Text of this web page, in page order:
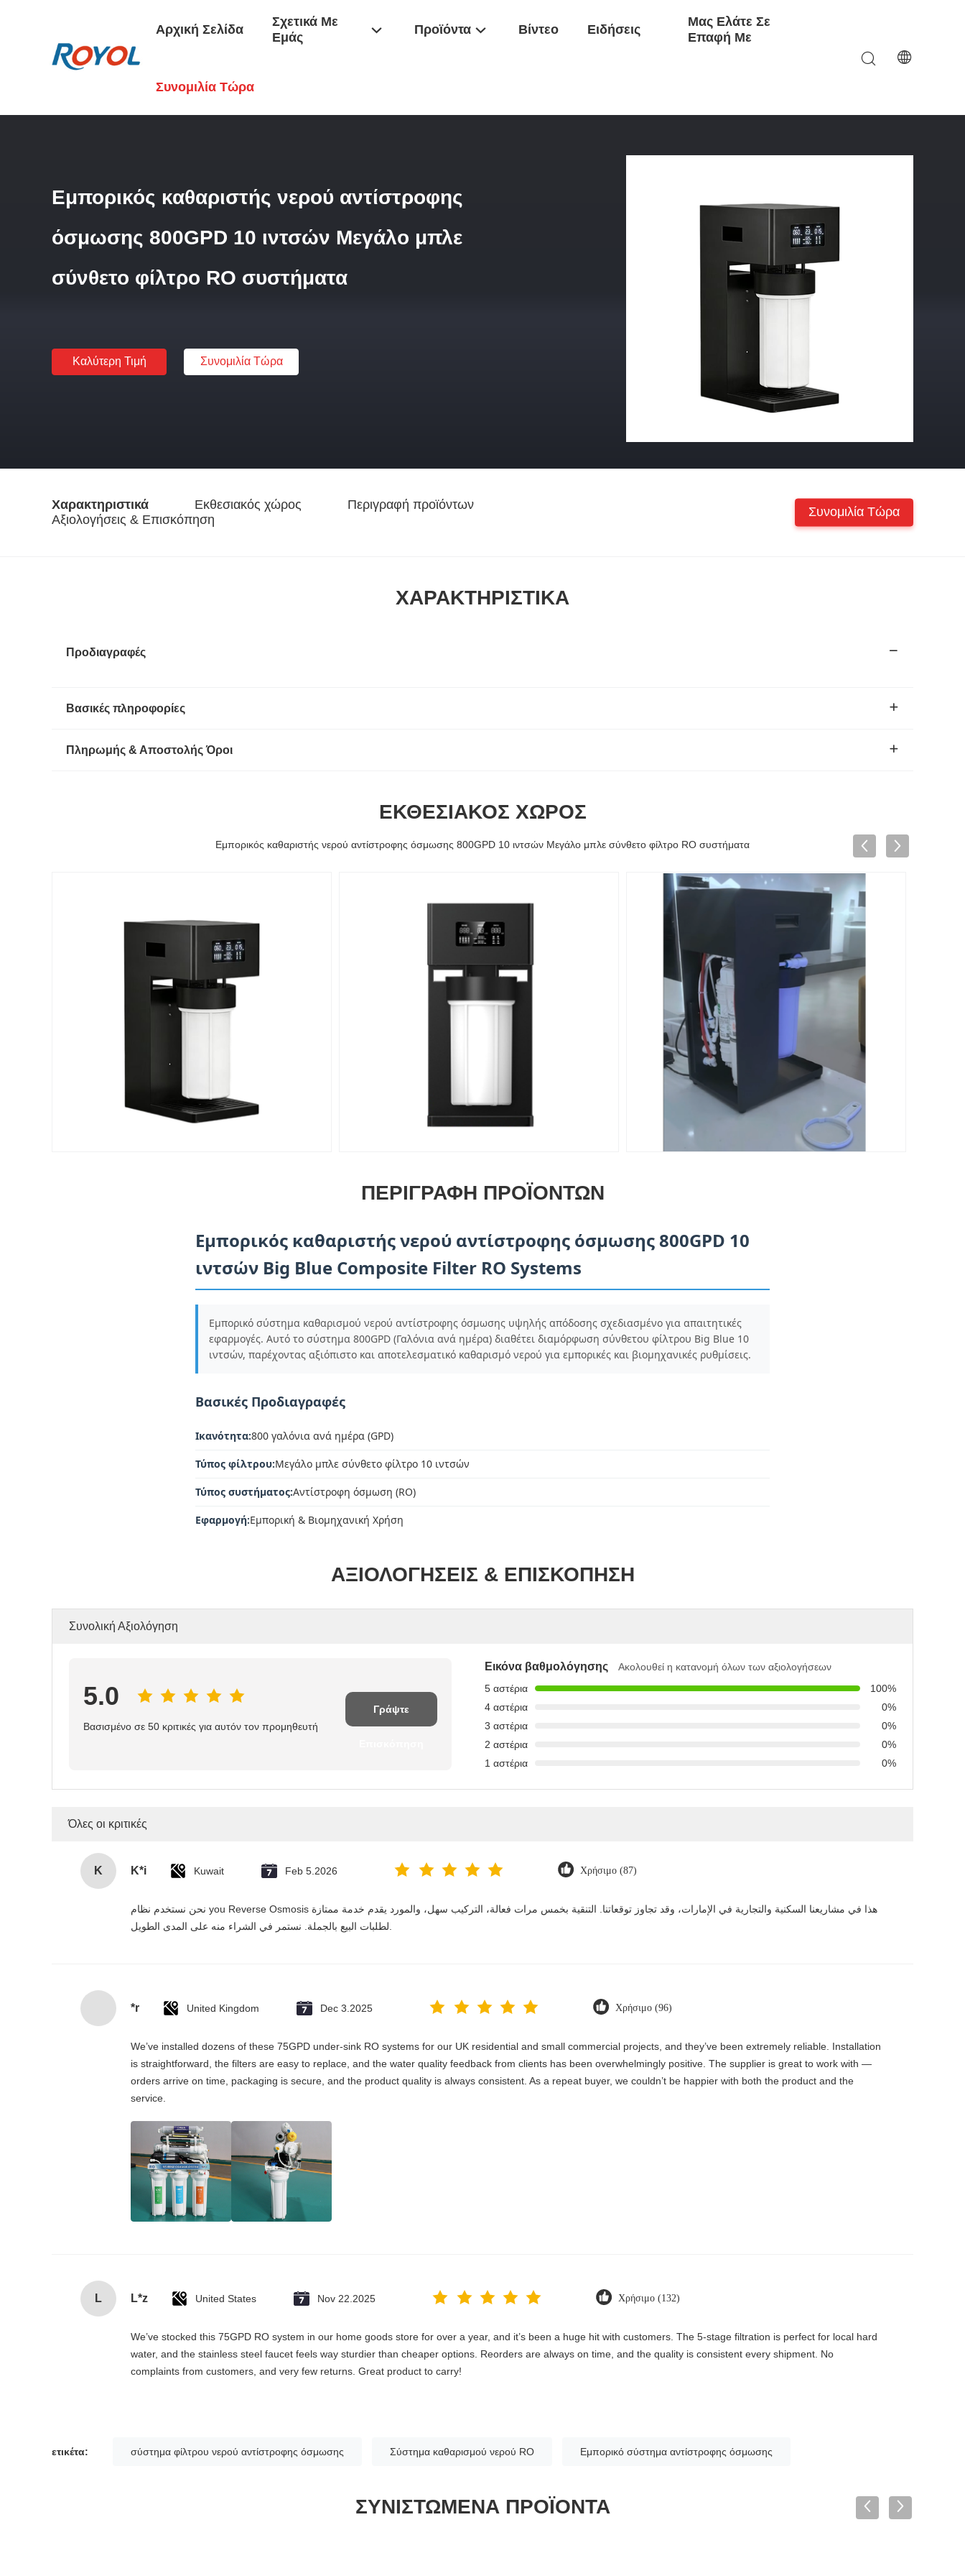
Αρχική Σελίδα
Σχετικά Με
Εμάς
Προϊόντα Βίντεο Ειδήσεις
Μας Ελάτε Σε
Επαφή Με
Συνομιλία Τώρα
Εμπορικός καθαριστής νερού αντίστροφης
όσμωσης 800GPD 10 ιντσών Μεγάλο μπλε
σύνθετο φίλτρο RO συστήματα
Καλύτερη Τιμή Συνομιλία Τώρα
Χαρακτηριστικά Εκθεσιακός χώρος
Περιγραφή προϊόντων
Αξιολογήσεις & Επισκόπηση
Συνομιλία Τώρα
ΧΑΡΑΚΤΗΡΙΣΤΙΚΆ
Προδιαγραφές
Βασικές πληροφορίες
Πληρωμής & Αποστολής Όροι
ΕΚΘΕΣΙΑΚΌΣ ΧΏΡΟΣ
Εμπορικός καθαριστής νερού αντίστροφης όσμωσης 800GPD 10 ιντσών Μεγάλο μπλε σύνθετο φίλτρο RO συστήματα
ΠΕΡΙΓΡΑΦΉ ΠΡΟΪΌΝΤΩΝ
Εμπορικός καθαριστής νερού αντίστροφης όσμωσης 800GPD 10
ιντσών Big Blue Composite Filter RO Systems
Εμπορικό σύστημα καθαρισμού νερού αντίστροφης όσμωσης υψηλής απόδοσης σχεδιασμένο για απαιτητικές
εφαρμογές. Αυτό το σύστημα 800GPD (Γαλόνια ανά ημέρα) διαθέτει διαμόρφωση σύνθετου φίλτρου Big Blue 10
ιντσών, παρέχοντας αξιόπιστο και αποτελεσματικό καθαρισμό νερού για εμπορικές και βιομηχανικές ρυθμίσεις.
Βασικές Προδιαγραφές
Ικανότητα:800 γαλόνια ανά ημέρα (GPD)
Τύπος φίλτρου:Μεγάλο μπλε σύνθετο φίλτρο 10 ιντσών
Τύπος συστήματος:Αντίστροφη όσμωση (RO)
Εφαρμογή:Εμπορική & Βιομηχανική Χρήση
ΑΞΙΟΛΟΓΉΣΕΙΣ & ΕΠΙΣΚΌΠΗΣΗ
Συνολική Αξιολόγηση
5.0
Βασισμένο σε 50 κριτικές για αυτόν τον προμηθευτή
Γράψτε
Εικόνα βαθμολόγησης
Ακολουθεί η κατανομή όλων των αξιολογήσεων
5 αστέρια
100%
4 αστέρια
0%
3 αστέρια
0%
2 αστέρια
0%
1 αστέρια
0%
Όλες οι κριτικές
K K*i Kuwait Feb 5.2026 Χρήσιμο (87)
نحن نستخدم نظام you Reverse Osmosis هذا في مشاريعنا السكنية والتجارية في الإمارات، وقد تجاوز توقعاتنا. التنقية بخمس مرات فعالة، التركيب سهل، والمورد يقدم خدمة ممتازة
*r United Kingdom Dec 3.2025 Χρήσιμο (96)
We’ve installed dozens of these 75GPD under-sink RO systems for our UK residential and small commercial projects, and they’ve been extremely reliable. Installation
is straightforward, the filters are easy to replace, and the water quality feedback from clients has been overwhelmingly positive. The supplier is great to work with —
orders arrive on time, packaging is secure, and the product quality is always consistent. As a repeat buyer, we couldn’t be happier with both the product and the
service.
L L*z United States Nov 22.2025 Χρήσιμο (132)
We’ve stocked this 75GPD RO system in our home goods store for over a year, and it’s been a huge hit with customers. The 5-stage filtration is perfect for local hard
water, and the stainless steel faucet feels way sturdier than cheaper options. Reorders are always on time, and the quality is consistent every shipment. No
complaints from customers, and very few returns. Great product to carry!
ετικέτα: σύστημα φίλτρου νερού αντίστροφης όσμωσης Σύστημα καθαρισμού νερού RO Εμπορικό σύστημα αντίστροφης όσμωσης
ΣΥΝΙΣΤΏΜΕΝΑ ΠΡΟΪΌΝΤΑ